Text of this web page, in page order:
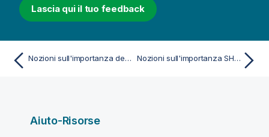
Lascia qui il tuo feedback
Nozioni sull'importanza delle funzioni Nozioni sull'importanza SHAP nell'addestramento dell'esperimento
Aiuto-Risorse